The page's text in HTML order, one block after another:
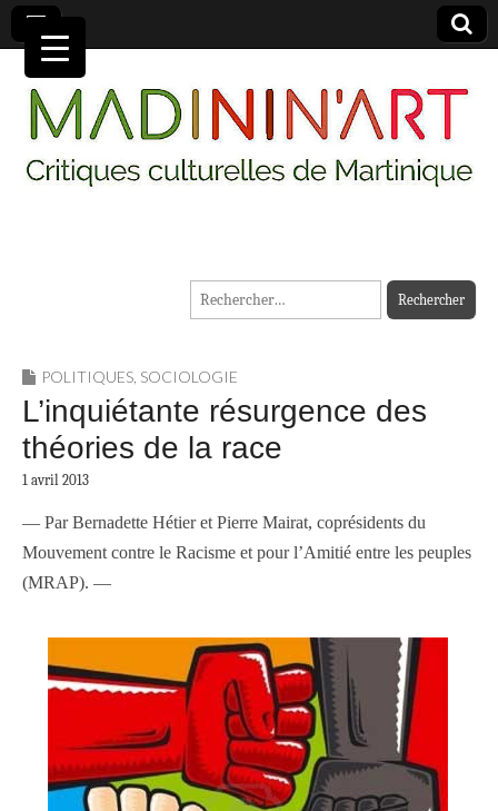
MADININ'ART
Rechercher :
POLITIQUES, SOCIOLOGIE
L’inquiétante résurgence des
théories de la race
1 avril 2013
— Par Bernadette Hétier et Pierre Mairat, coprésidents du
Mouvement contre le Racisme et pour l’Amitié entre les peuples
(MRAP). —